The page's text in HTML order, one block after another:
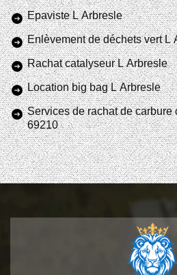
Epaviste L Arbresle
Enlèvement de déchets vert L
Rachat catalyseur L Arbresle
Location big bag L Arbresle
Services de rachat de carbure
69210